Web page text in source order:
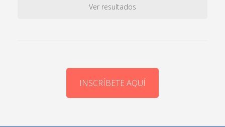
Ver resultados
INSCRÍBETE AQUÍ